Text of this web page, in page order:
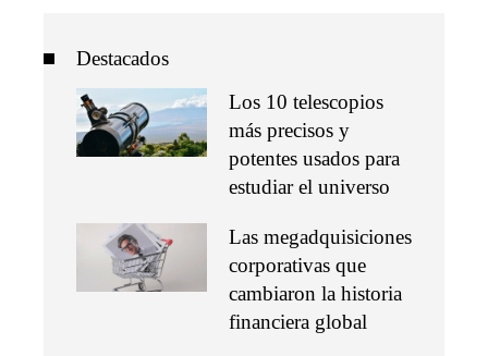
Destacados
Los 10 telescopios
más precisos y
potentes usados para
estudiar el universo
Las megadquisiciones
corporativas que
cambiaron la historia
financiera global